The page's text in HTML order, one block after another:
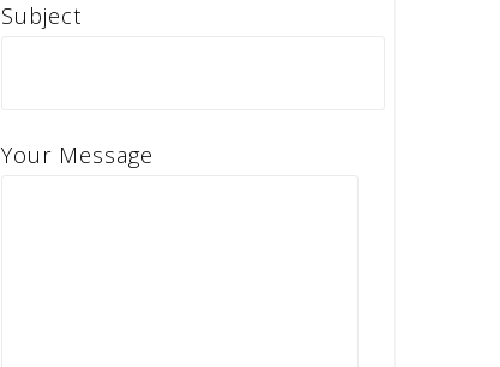
Subject
Your Message